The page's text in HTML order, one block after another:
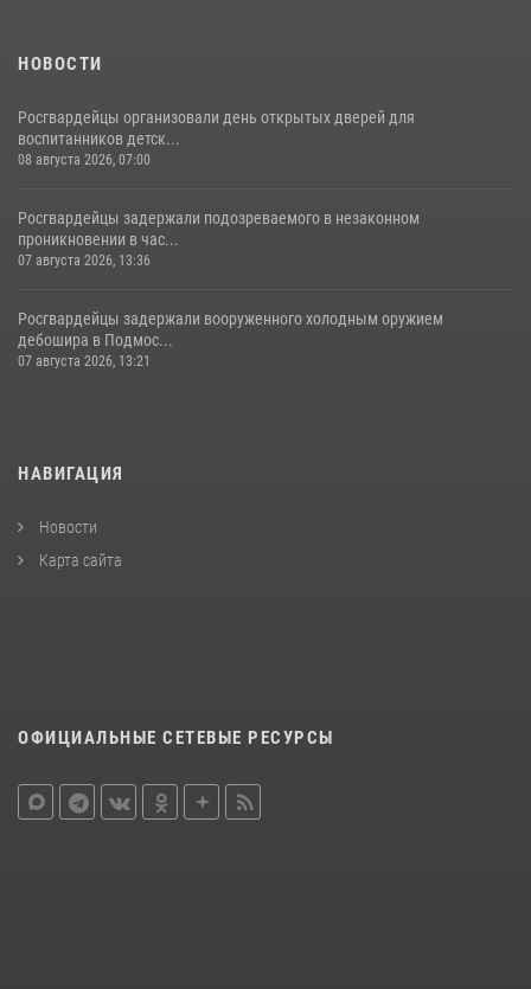
НОВОСТИ
Росгвардейцы организовали день открытых дверей для
воспитанников детск...
08 августа 2026, 07:00
Росгвардейцы задержали подозреваемого в незаконном
проникновении в час...
07 августа 2026, 13:36
Росгвардейцы задержали вооруженного холодным оружием
дебошира в Подмос...
07 августа 2026, 13:21
НАВИГАЦИЯ
Новости
Карта сайта
ОФИЦИАЛЬНЫЕ СЕТЕВЫЕ РЕСУРСЫ